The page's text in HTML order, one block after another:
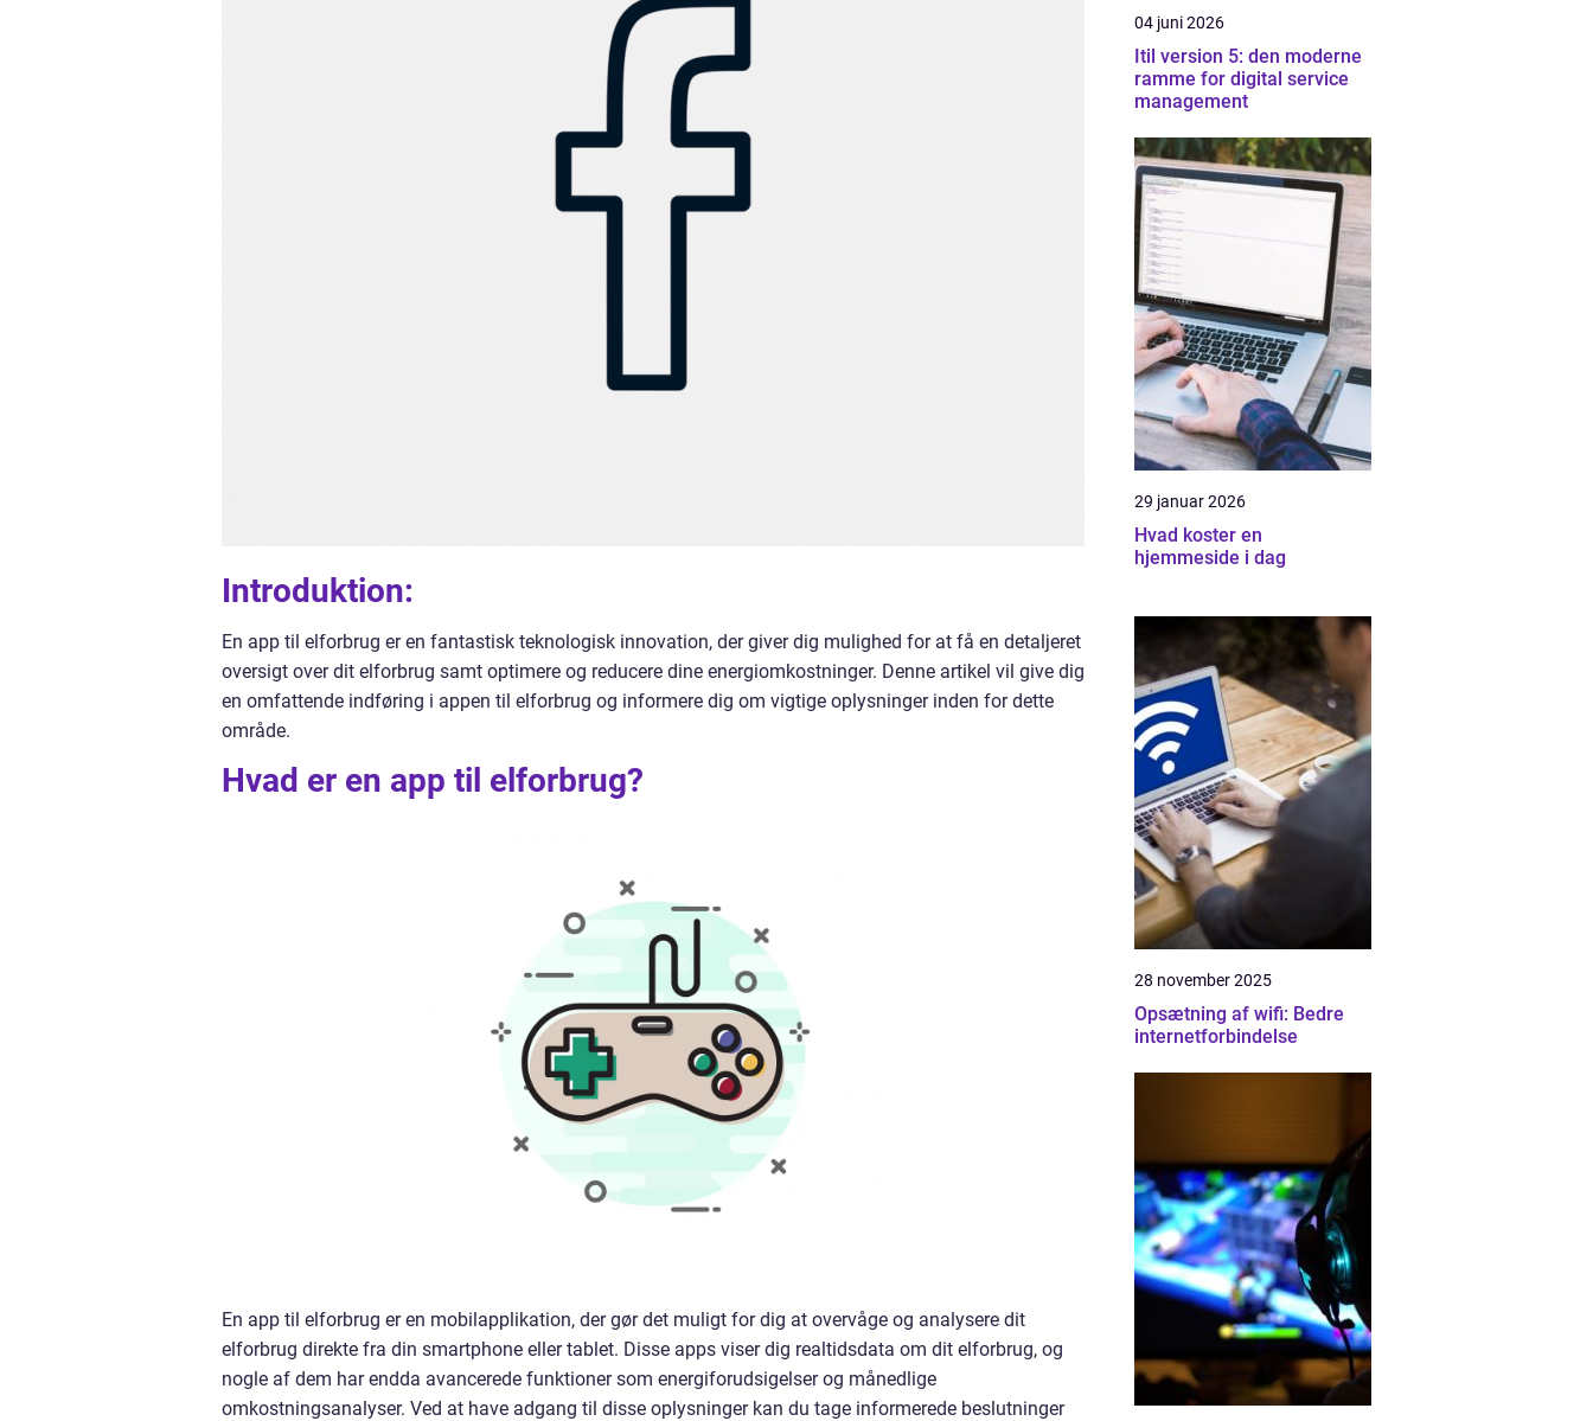
Introduktion:
En app til elforbrug er en fantastisk teknologisk innovation, der giver dig mulighed for at få en detaljeret
oversigt over dit elforbrug samt optimere og reducere dine energiomkostninger. Denne artikel vil give dig
en omfattende indføring i appen til elforbrug og informere dig om vigtige oplysninger inden for dette
område.
Hvad er en app til elforbrug?
En app til elforbrug er en mobilapplikation, der gør det muligt for dig at overvåge og analysere dit
elforbrug direkte fra din smartphone eller tablet. Disse apps viser dig realtidsdata om dit elforbrug, og
nogle af dem har endda avancerede funktioner som energiforudsigelser og månedlige
omkostningsanalyser. Ved at have adgang til disse oplysninger kan du tage informerede beslutninger
04 juni 2026
Itil version 5: den moderne
ramme for digital service
management
29 januar 2026
Hvad koster en
hjemmeside i dag
28 november 2025
Opsætning af wifi: Bedre
internetforbindelse